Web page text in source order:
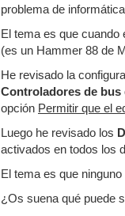
problema de
El tema es que cuando
(es un Hammer 88 de
He revisado la
Controladores de bus
opción Permitir que el
Luego he revisado los
activados en todos los
El tema es que
¿Os suena qué puede